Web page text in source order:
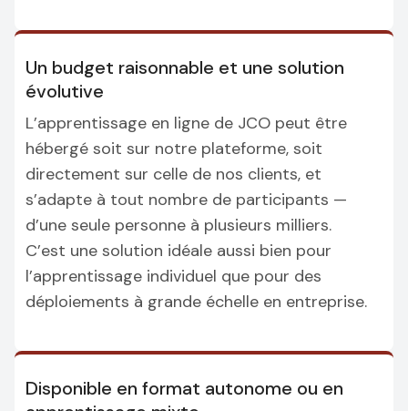
Un budget raisonnable et une solution
évolutive
L’apprentissage en ligne de JCO peut être
hébergé soit sur notre plateforme, soit
directement sur celle de nos clients, et
s’adapte à tout nombre de participants —
d’une seule personne à plusieurs milliers.
C’est une solution idéale aussi bien pour
l’apprentissage individuel que pour des
déploiements à grande échelle en entreprise.
Disponible en format autonome ou en